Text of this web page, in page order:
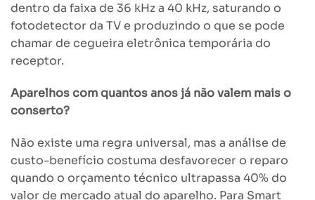
dentro da faixa de 36 kHz a 40 kHz, saturando o
fotodetector da TV e produzindo o que se pode
chamar de cegueira eletrônica temporária do
receptor.
Aparelhos com quantos anos já não valem mais o
conserto?
Não existe uma regra universal, mas a análise de
custo-benefício costuma desfavorecer o reparo
quando o orçamento técnico ultrapassa 40% do
valor de mercado atual do aparelho. Para Smart